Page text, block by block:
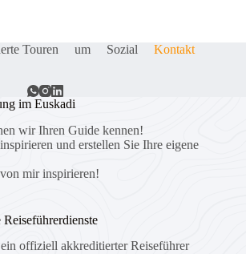
Touren um Sozial Kontakt
im Euskadi
wir Ihren Guide kennen!
und erstellen Sie Ihre eigene
mir inspirieren!
offiziell akkreditierter Reiseführer